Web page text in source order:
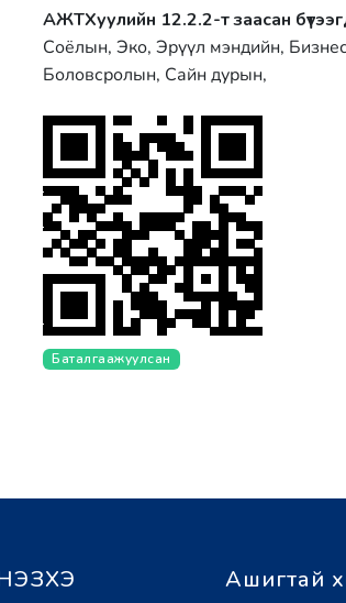
АЖТХуулийн 12.2.2-т заасан
Соёлын, Эко, Эрүүл мэндийн,
Боловсролын, Сайн дурын,
Баталгаажуулсан
Ашигтай